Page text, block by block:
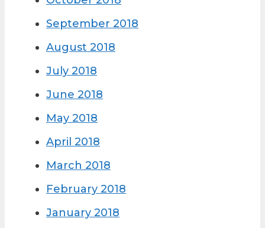
September 2018
August 2018
July 2018
June 2018
May 2018
April 2018
March 2018
February 2018
January 2018